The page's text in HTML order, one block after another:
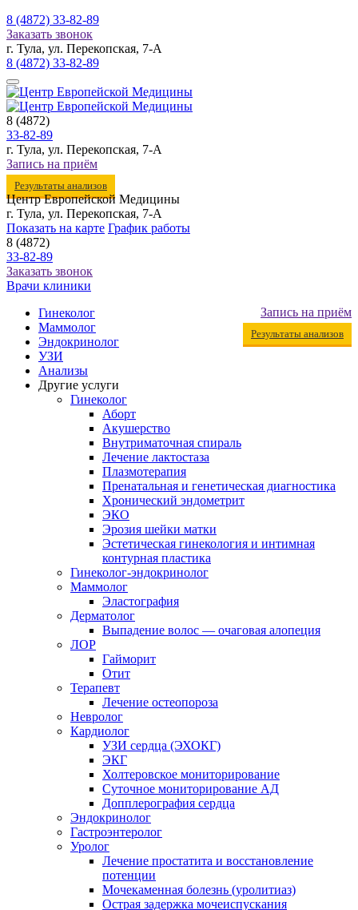
8 (4872) 33-82-89
Заказать звонок
г. Тула, ул. Перекопская, 7-А
8 (4872) 33-82-89
8 (4872)
33-82-89
г. Тула, ул. Перекопская, 7-А
Запись на приём
Результаты анализов
Центр Европейской Медицины
г. Тула, ул. Перекопская, 7-А
Показать на карте График работы
8 (4872)
33-82-89
Заказать звонок
Врачи клиники
Запись на приём
Результаты анализов
Гинеколог
Маммолог
Эндокринолог
УЗИ
Анализы
Другие услуги
Гинеколог
Аборт
Акушерство
Внутриматочная спираль
Лечение лактостаза
Плазмотерапия
Пренатальная и генетическая диагностика
Хронический эндометрит
ЭКО
Эрозия шейки матки
Эстетическая гинекология и интимная
контурная пластика
Гинеколог-эндокринолог
Маммолог
Эластография
Дерматолог
Выпадение волос — очаговая алопеция
ЛОР
Гайморит
Отит
Терапевт
Лечение остеопороза
Невролог
Кардиолог
УЗИ сердца (ЭХОКГ)
ЭКГ
Холтеровское мониторирование
Суточное мониторирование АД
Допплерография сердца
Эндокринолог
Гастроэнтеролог
Уролог
Лечение простатита и восстановление
потенции
Мочекаменная болезнь (уролитиаз)
Острая задержка мочеиспускания